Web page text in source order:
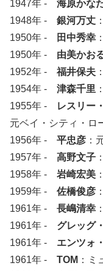
1947年 - 海原かな
1948年 - 銀河万丈
1950年 -
田中秀幸
1950年 - 由美かお
1952年 - 福井保夫
1954年 - 津森千里
1955年 -
レスリー
元ベイ・シティ・ロ
1956年 - 平忠彦 ：
1957年 - 高野文子
1958年 - 岩崎宏美
1959年 - 佐橋俊彦
1961年 - 長嶋清幸
1961年 - グレッグ
1961年 - エンツォ
1961年 - TOM ：